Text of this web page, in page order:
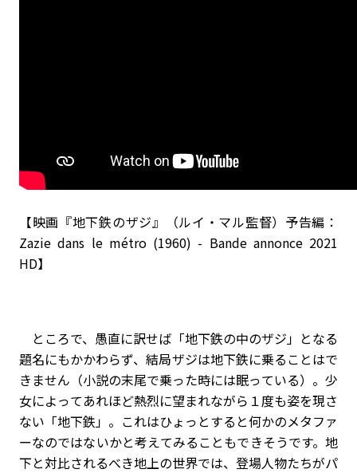
【映画『地下鉄のザジ』（ルイ・マル監督）予告編：
Zazie dans le métro (1960) - Bande annonce 2021
HD】
ところで、愚直に訳せば「地下鉄の中のザジ」となる
題名にもかかわらず、結局ザジは地下鉄に乗ることはで
きません（小説の末尾で乗った時には眠っている）。少
女によってあれほど熱烈に望まれながら１度も姿を現さ
ない「地下鉄」。これはひょっとすると何かのメタファ
ーなのではないかと考えてみることもできそうです。地
下と対比されるべき地上の世界では、登場人物たちがパ